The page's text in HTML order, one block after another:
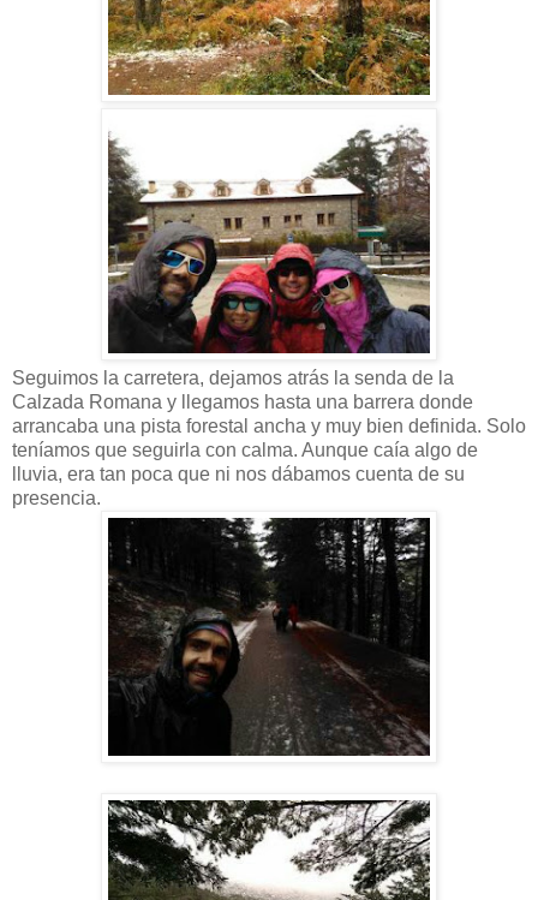
Seguimos la carretera, dejamos atrás la senda de la
Calzada Romana y llegamos hasta una barrera donde
arrancaba una pista forestal ancha y muy bien definida. Solo
teníamos que seguirla con calma. Aunque caía algo de
lluvia, era tan poca que ni nos dábamos cuenta de su
presencia.